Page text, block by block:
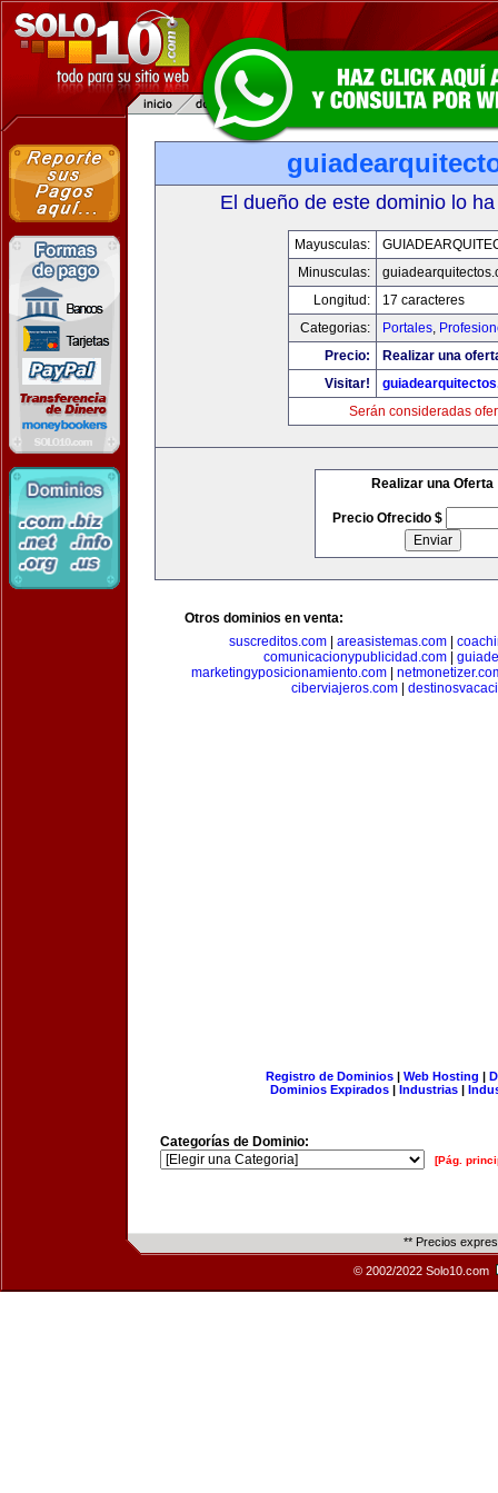
El dueño de este dominio lo
Mayusculas:
Minusculas:
Longitud:
17 caracteres
Categorias:
Portales,
Precio:
Realizar una
Visitar!
Serán consideradas
Realizar una Oferta
Precio Ofrecido $
Otros dominios en venta:
suscreditos.com
areasistemas.com
comunicacionypublicidad.com
marketingyposicionamiento.com|
ciberviajeros.com|
Registro de Dominios| Web Hosting |
Dominios Expirados | Industrias |
Categorías de Dominio:
[Pág.
** Precios
© 2002/2022 Solo10.com